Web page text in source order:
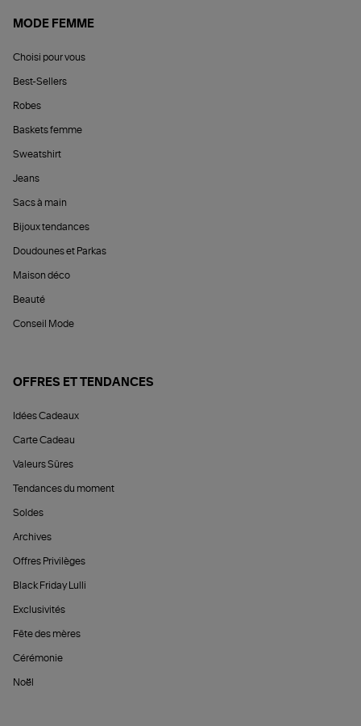
MODE FEMME
Choisi pour vous
Best-Sellers
Robes
Baskets femme
Sweatshirt
Jeans
Sacs à main
Bijoux tendances
Doudounes et Parkas
Maison déco
Beauté
Conseil Mode
OFFRES ET TENDANCES
Idées Cadeaux
Carte Cadeau
Valeurs Sûres
Tendances du moment
Soldes
Archives
Offres Privilèges
Black Friday Lulli
Exclusivités
Fête des mères
Cérémonie
Noël